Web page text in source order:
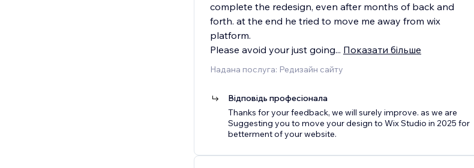
complete the redesign, even after months of back and
forth. at the end he tried to move me away from wix
platform.
Please avoid your just going... Показати більше
Надана послуга: Редизайн сайту
Відповідь професіонала
Thanks for your feedback, we will surely improve. as we are
Suggesting you to move your design to Wix Studio in 2025 for
betterment of your website.